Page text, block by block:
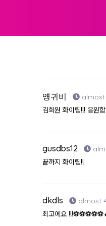
얭귀비
김희원 화이팅!!! 응원
gusdbs12
끝까지 화이팅!!
dkdls almost
최고에요